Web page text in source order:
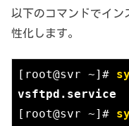
以下のコマンドでイ
性化します。
[root@svr ~]#
vsftpd.service
[root@svr ~]#